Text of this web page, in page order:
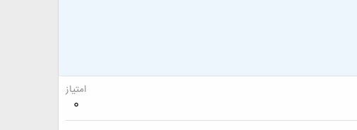
امتیاز
0